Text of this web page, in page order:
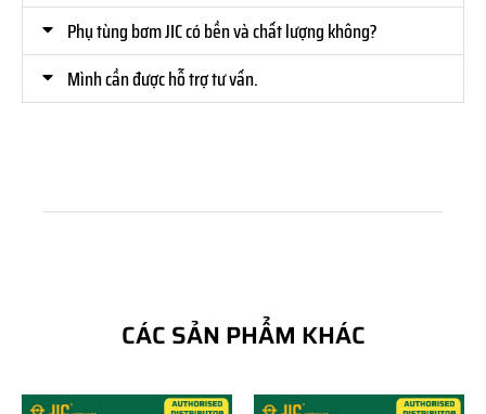
Phụ tùng bơm JIC có bền và chất lượng không?
Mình cần được hỗ trợ tư vấn.
CÁC SẢN PHẨM KHÁC